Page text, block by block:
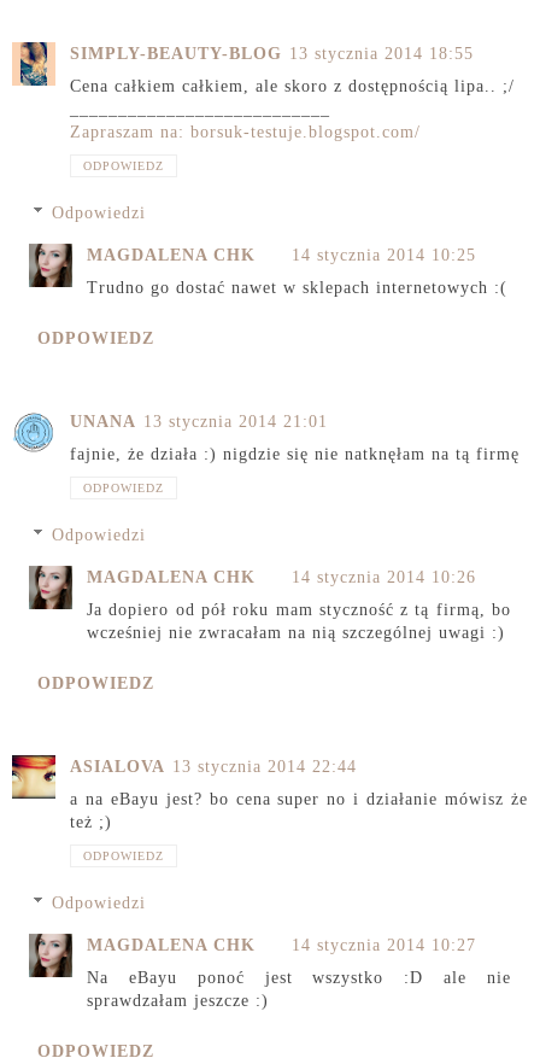
SIMPLY-BEAUTY-BLOG 13 stycznia 2014 18:55
Cena całkiem całkiem, ale skoro z dostępnością lipa.. ;/
Zapraszam na: borsuk-testuje.blogspot.com/
ODPOWIEDZ
Odpowiedzi
MAGDALENA CHK
14 stycznia 2014 10:25
Trudno go dostać nawet w sklepach internetowych :(
ODPOWIEDZ
UNANA 13 stycznia 2014 21:01
fajnie, że działa :) nigdzie się nie natknęłam na tą firmę
ODPOWIEDZ
Odpowiedzi
MAGDALENA CHK
14 stycznia 2014 10:26
Ja dopiero od pół roku mam styczność z tą firmą, bo
wcześniej nie zwracałam na nią szczególnej uwagi :)
ODPOWIEDZ
ASIALOVA 13 stycznia 2014 22:44
a na eBayu jest? bo cena super no i działanie mówisz że
też ;)
ODPOWIEDZ
Odpowiedzi
MAGDALENA CHK
14 stycznia 2014 10:27
Na eBayu ponoć jest wszystko :D ale nie
sprawdzałam jeszcze :)
ODPOWIEDZ